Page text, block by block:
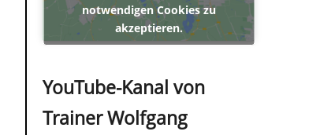
notwendigen Cookies zu
akzeptieren.
YouTube-Kanal von
Trainer Wolfgang